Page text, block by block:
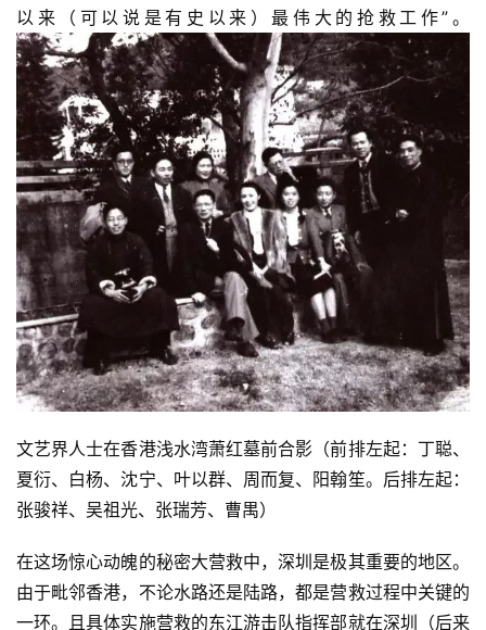
以来（可以说是有史以来）最伟大的抢救工作”。
文艺界人士在香港浅水湾萧红墓前合影（前排左起：丁聪、
夏衍、白杨、沈宁、叶以群、周而复、阳翰笙。后排左起：
张骏祥、吴祖光、张瑞芳、曹禺）
在这场惊心动魄的秘密大营救中，深圳是极其重要的地区。
由于毗邻香港，不论水路还是陆路，都是营救过程中关键的
一环。且具体实施营救的东江游击队指挥部就在深圳（后来